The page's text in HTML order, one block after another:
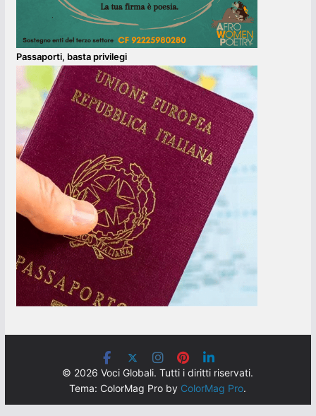
Passaporti, basta privilegi
© 2026 Voci Globali. Tutti i diritti riservati.
Tema: ColorMag Pro by ColorMag Pro.